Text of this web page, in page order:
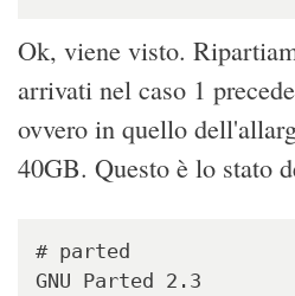
Ok, viene visto.
arrivati nel caso 1
ovvero in quello
40GB. Questo è lo stato
# parted
GNU Parted 2.3